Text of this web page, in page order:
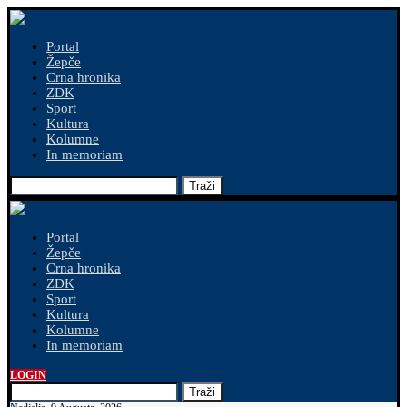
Portal
Žepče
Crna hronika
ZDK
Sport
Kultura
Kolumne
In memoriam
Traži
Portal
Žepče
Crna hronika
ZDK
Sport
Kultura
Kolumne
In memoriam
LOGIN
Traži